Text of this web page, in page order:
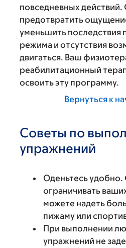
повседневных действий.
предотвратить
уменьшить последствия
режима и отсутствия
двигаться. Ваш
реабилитационный
освоить эту программу.
Вернуться к
Советы по
упражнений
Оденьтесь
ограничивать
можете надеть
пижаму или
При выполнении
упражнений не